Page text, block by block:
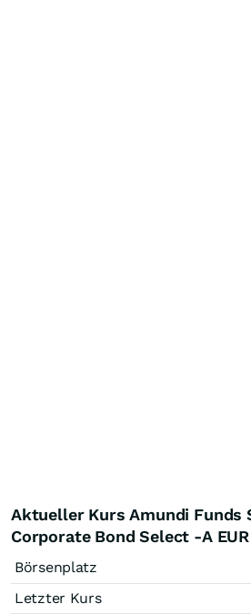
Aktueller Kurs Amundi Funds
Corporate Bond Select -A
Börsenplatz
Letzter Kurs